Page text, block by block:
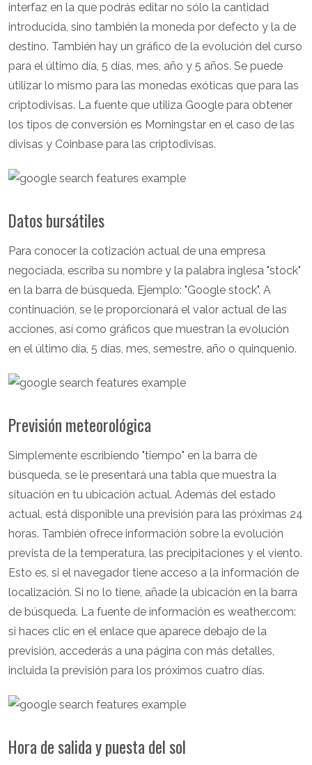
interfaz en la que podrás editar no sólo la cantidad
introducida, sino también la moneda por defecto y la de
destino. También hay un gráfico de la evolución del curso
para el último día, 5 días, mes, año y 5 años. Se puede
utilizar lo mismo para las monedas exóticas que para las
criptodivisas. La fuente que utiliza Google para obtener
los tipos de conversión es Morningstar en el caso de las
divisas y Coinbase para las criptodivisas.
Datos bursátiles
Para conocer la cotización actual de una empresa
negociada, escriba su nombre y la palabra inglesa "stock"
en la barra de búsqueda. Ejemplo: "Google stock". A
continuación, se le proporcionará el valor actual de las
acciones, así como gráficos que muestran la evolución
en el último día, 5 días, mes, semestre, año o quinquenio.
Previsión meteorológica
Simplemente escribiendo "tiempo" en la barra de
búsqueda, se le presentará una tabla que muestra la
situación en tu ubicación actual. Además del estado
actual, está disponible una previsión para las próximas 24
horas. También ofrece información sobre la evolución
prevista de la temperatura, las precipitaciones y el viento.
Esto es, si el navegador tiene acceso a la información de
localización. Si no lo tiene, añade la ubicación en la barra
de búsqueda. La fuente de información es weather.com:
si haces clic en el enlace que aparece debajo de la
previsión, accederás a una página con más detalles,
incluida la previsión para los próximos cuatro días.
Hora de salida y puesta del sol